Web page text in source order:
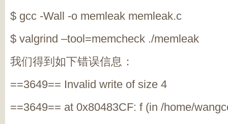
$ gcc -Wall -o memleak memleak.c
$ valgrind –tool=memcheck ./memleak
我们得到如下错误信息：
==3649== Invalid write of size 4
==3649== at 0x80483CF: f (in /home/